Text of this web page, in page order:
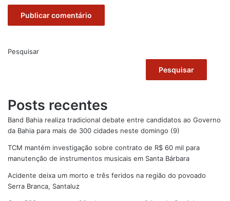
Pesquisar
Pesquisar
Posts recentes
Band Bahia realiza tradicional debate entre candidatos ao Governo
da Bahia para mais de 300 cidades neste domingo (9)
TCM mantém investigação sobre contrato de R$ 60 mil para
manutenção de instrumentos musicais em Santa Bárbara
Acidente deixa um morto e três feridos na região do povoado
Serra Branca, Santaluz